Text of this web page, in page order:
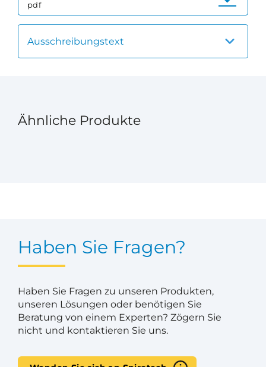
pdf
Ähnliche Produkte
Haben Sie Fragen?
Haben Sie Fragen zu unseren Produkten,
unseren Lösungen oder benötigen Sie
Beratung von einem Experten? Zögern Sie
nicht und kontaktieren Sie uns.